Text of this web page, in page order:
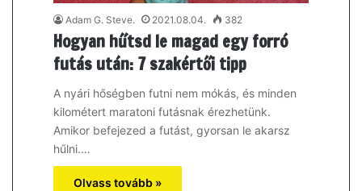
Adam G. Steve. 2021.08.04. 382
Hogyan hűtsd le magad egy forró
futás után: 7 szakértői tipp
A nyári hőségben futni nem mókás, és minden
kilométert maratoni futásnak érezhetünk.
Amikor befejezed a futást, gyorsan le akarsz
hűlni.…
Olvass tovább »